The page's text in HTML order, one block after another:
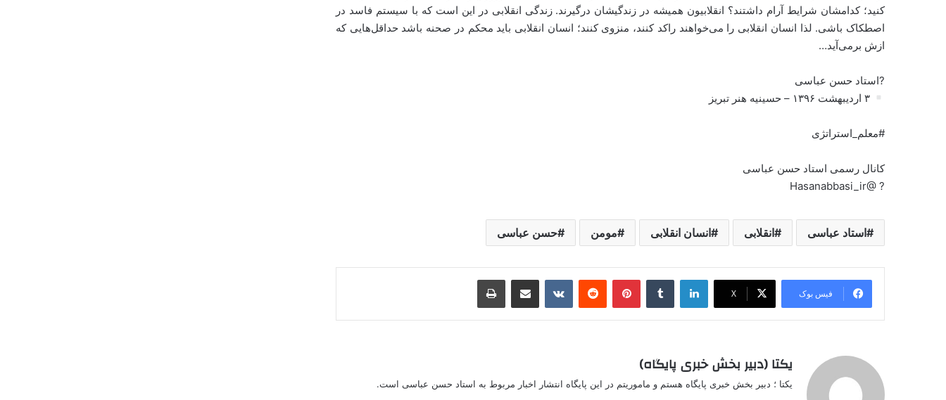
کنید؛ کدامشان شرایط آرام داشتند؟ انقلابیون همیشه در زندگیشان درگیرند. زندگی انقلابی در این است که با سیستم فاسد در
اصطکاک باشی. لذا انسان انقلابی را می‌خواهند راکد کنند، منزوی کنند؛ انسان انقلابی باید محکم در صحنه باشد حداقل‌هایی که
ازش برمی‌آید…
?استاد حسن عباسی
۳ اردیبهشت ۱۳۹۶ – حسینیه هنر تبریز
#معلم_استراتژی
کانال رسمی استاد حسن عباسی
? @Hasanabbasi_ir
استاد عباسی انقلابی انسان انقلابی مومن حسن عباسی
فیس بوک X
لینکدین ‫تامبلر ‫پین‌ترست‫رددیت ‫VKontakteاشتراک گذاری از طریق ایمیل چاپ
یکتا (دبیر بخش خبری پایگاه)
یکتا ؛ دبیر بخش خبری پایگاه هستم و ماموریتم در این پایگاه انتشار اخبار مربوط به استاد حسن عباسی است.